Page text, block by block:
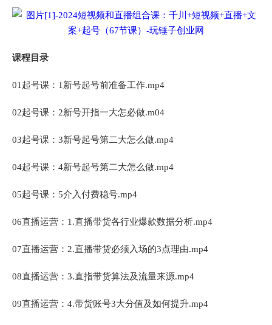
课程目录
01起号课：1新号起号前准备工作.mp4
02起号课：2新号开指一大怎必做.m04
03起号课：3新号起号第二大怎么做.mp4
04起号课：4新号起号第二大怎么做.mp4
05起号课：5介入付费稳号.mp4
06直播运营：1.直播带货各行业爆款数据分析.mp4
07直播运营：2.直播带货必须入场的3点理由.mp4
08直播运营：3.直指带货算法及流量来源.mp4
09直播运营：4.带货账号3大分值及如何提升.mp4